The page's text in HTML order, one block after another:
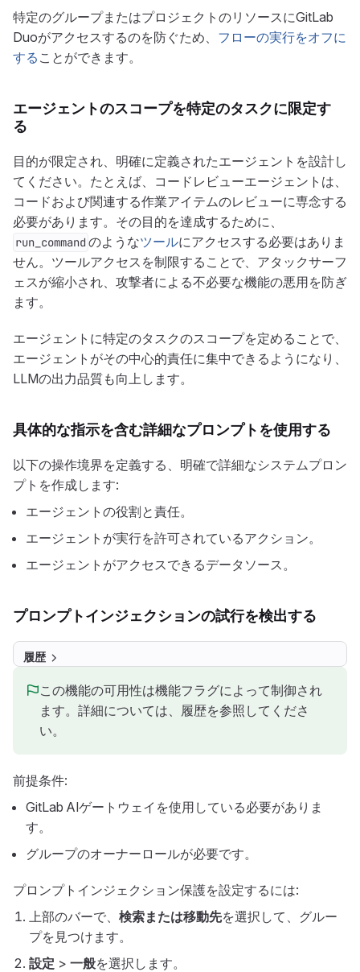
特定のグループまたはプロジェクトのリソースにGitLab
Duoがアクセスするのを防ぐため、 フローの実行をオフに
する ことができます。
エージェントのスコープを特定のタスクに限定す
る
目的が限定され、明確に定義されたエージェントを設計し
てください。たとえば、コードレビューエージェントは、
コードおよび関連する作業アイテムのレビューに専念する
必要があります。その目的を達成するために、
run_command のようなツールにアクセスする必要はありま
せん。ツールアクセスを制限することで、アタックサーフ
ェスが縮小され、攻撃者による不必要な機能の悪用を防ぎ
ます。
エージェントに特定のタスクのスコープを定めることで、
エージェントがその中心的責任に集中できるようになり、
LLMの出力品質も向上します。
具体的な指示を含む詳細なプロンプトを使用する
以下の操作境界を定義する、明確で詳細なシステムプロン
プトを作成します:
エージェントの役割と責任。
エージェントが実行を許可されているアクション。
エージェントがアクセスできるデータソース。
プロンプトインジェクションの試行を検出する
履歴
この機能の可用性は機能フラグによって制御され
ます。詳細については、履歴を参照してくださ
い。
前提条件:
GitLab AIゲートウェイを使用している必要がありま
す。
グループのオーナーロールが必要です。
プロンプトインジェクション保護を設定するには:
上部のバーで、 検索または移動先を選択して、グルー
プを見つけます。
設定 > 一般を選択します。